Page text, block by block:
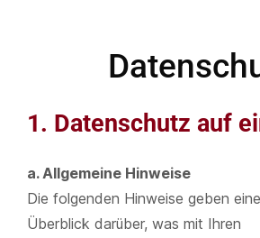
1. Datenschutz auf
a. Allgemeine Hinweise
Die folgenden Hinweise geben
Überblick darüber, was mit Ihren